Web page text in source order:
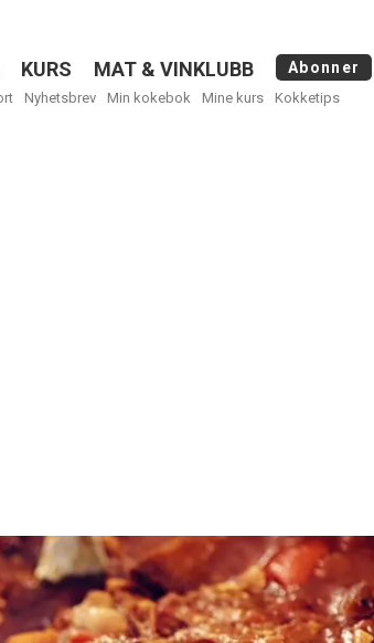
KURS MAT & VINKLUBB Abonner
Nyhetsbrev Min kokebok Mine kurs Kokketips